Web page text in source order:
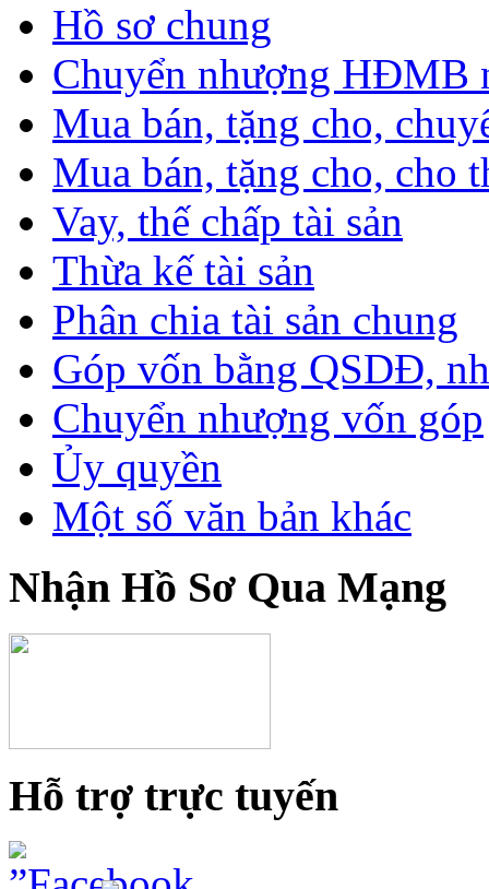
Hồ sơ chung
Chuyển nhượng HĐMB
Mua bán, tặng cho,
Mua bán, tặng cho, cho
Vay, thế chấp tài sản
Thừa kế tài sản
Phân chia tài sản chung
Góp vốn bằng QSDĐ,
Chuyển nhượng vốn góp
Ủy quyền
Một số văn bản khác
Nhận Hồ Sơ Qua Mạng
Hỗ trợ trực tuyến